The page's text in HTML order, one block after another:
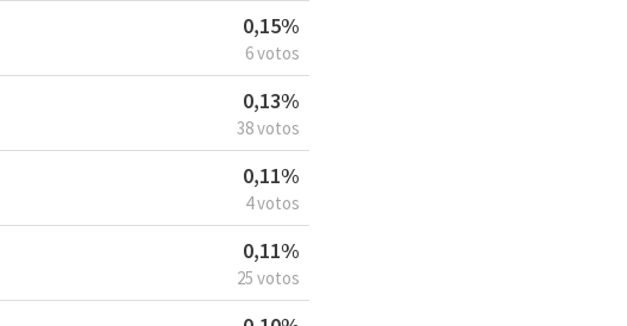
0,15%
6 votos
0,13%
38 votos
0,11%
4 votos
0,11%
25 votos